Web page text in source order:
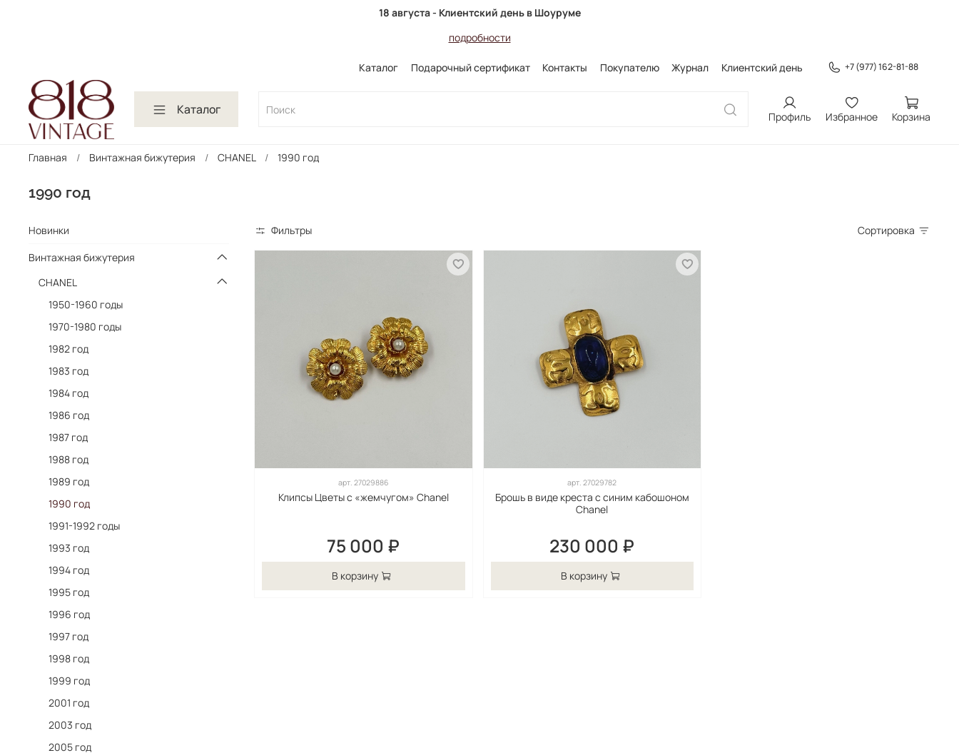
18 августа - Клиентский день в Шоуруме
подробности
Каталог Подарочный сертификат Контакты Покупателю Журнал Клиентский день +7 (977) 162-81-88
Каталог Профиль Избранное Корзина
Главная Винтажная бижутерия CHANEL 1990 год
1990 год
Фильтры Сортировка
арт. 27029886
Клипсы Цветы с «жемчугом» Chanel
75 000 ₽
В корзину
арт.27029782
Брошь в виде креста с синим кабошоном
Chanel
230 000 ₽
В корзину
Новинки
Винтажная бижутерия
CHANEL
1950-1960 годы
1970-1980 годы
1982 год
1983 год
1984 год
1986 год
1987 год
1988 год
1989 год
1990 год
1991-1992 годы
1993 год
1994 год
1995 год
1996 год
1997 год
1998 год
1999 год
2001 год
2003 год
2005 год